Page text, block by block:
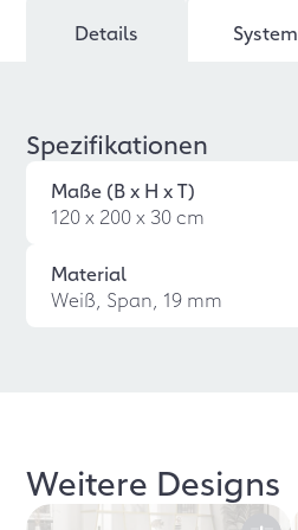
Details System
Spezifikationen
Maße (B x H x T)
120 x 200 x 30 cm
Material
Weiß, Span, 19 mm
Weitere Designs